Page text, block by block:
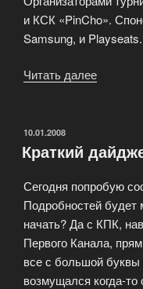
и КСК «PinCho».
Samsung, и Playseats.
Читать далее
FIFA
ОПУБЛИКОВАНО
10.01.2008
Краткий
Сегодня попробую
Подробностей будет
начать? Да с КПК,
Первого Канала,
все с большой буквы
возмущался когда-то